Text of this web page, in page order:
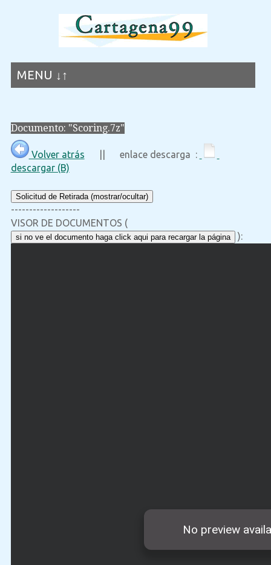
MENU ↓↑
Documento: "Scoring.7z"
Volver atrás || enlace descarga :
descargar (B)
Solicitud de Retirada (mostrar/ocultar)
-------------------
VISOR DE DOCUMENTOS (
si no ve el documento haga click aqui para recargar la página ):